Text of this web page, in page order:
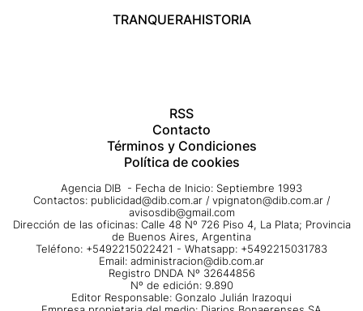
TRANQUERAHISTORIA
RSS
Contacto
Términos y Condiciones
Política de cookies
Agencia DIB - Fecha de Inicio: Septiembre 1993
Contactos: publicidad@dib.com.ar / vpignaton@dib.com.ar /
avisosdib@gmail.com
Dirección de las oficinas: Calle 48 Nº 726 Piso 4, La Plata; Provincia
de Buenos Aires, Argentina
Teléfono: +5492215022421 - Whatsapp: +5492215031783
Email: administracion@dib.com.ar
Registro DNDA Nº 32644856
Nº de edición: 9.890
Editor Responsable: Gonzalo Julián Irazoqui